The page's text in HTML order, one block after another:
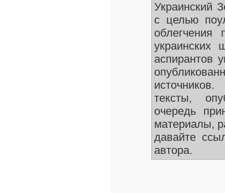
Украинский
с целью
облегчения
украинских
аспирантов
тексты,
очередь
материалы,
давайте
автора.